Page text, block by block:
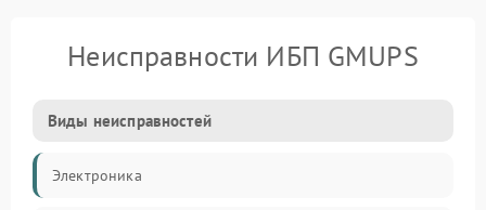
Неисправности ИБП GMUPS
Виды неисправностей
Электроника